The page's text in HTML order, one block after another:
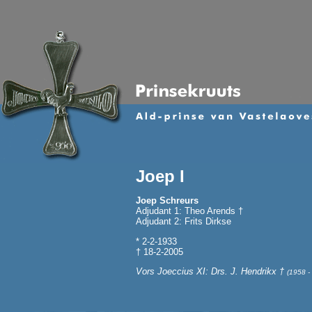
Joep I
Joep Schreurs
Adjudant 1: Theo Arends †
Adjudant 2: Frits Dirkse
* 2-2-1933
† 18-2-2005
Vors Joeccius XI: Drs. J. Hendrikx † (1958 -